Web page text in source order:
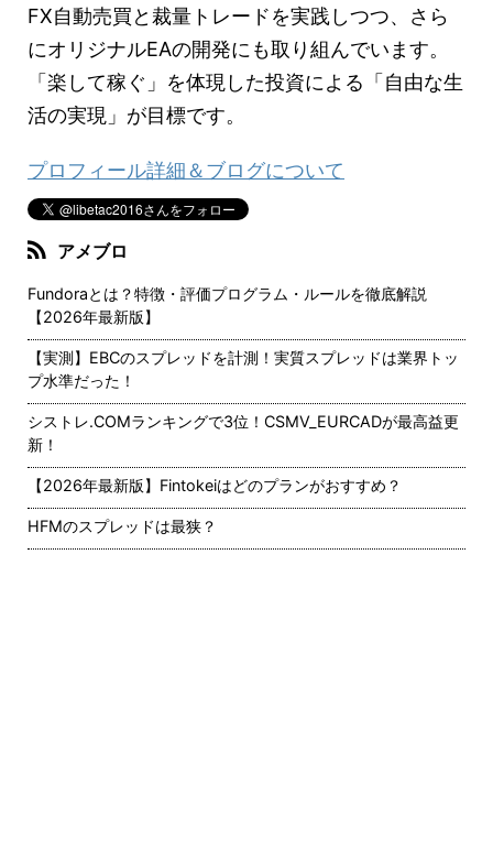
FX自動売買と裁量トレードを実践しつつ、さら
にオリジナルEAの開発にも取り組んでいます。
「楽して稼ぐ」を体現した投資による「自由な生
活の実現」が目標です。
プロフィール詳細＆ブログについて
アメブロ
Fundoraとは？特徴・評価プログラム・ルールを徹底解説
【2026年最新版】
【実測】EBCのスプレッドを計測！実質スプレッドは業界トッ
プ水準だった！
シストレ.COMランキングで3位！CSMV_EURCADが最高益更
新！
【2026年最新版】Fintokeiはどのプランがおすすめ？
HFMのスプレッドは最狭？